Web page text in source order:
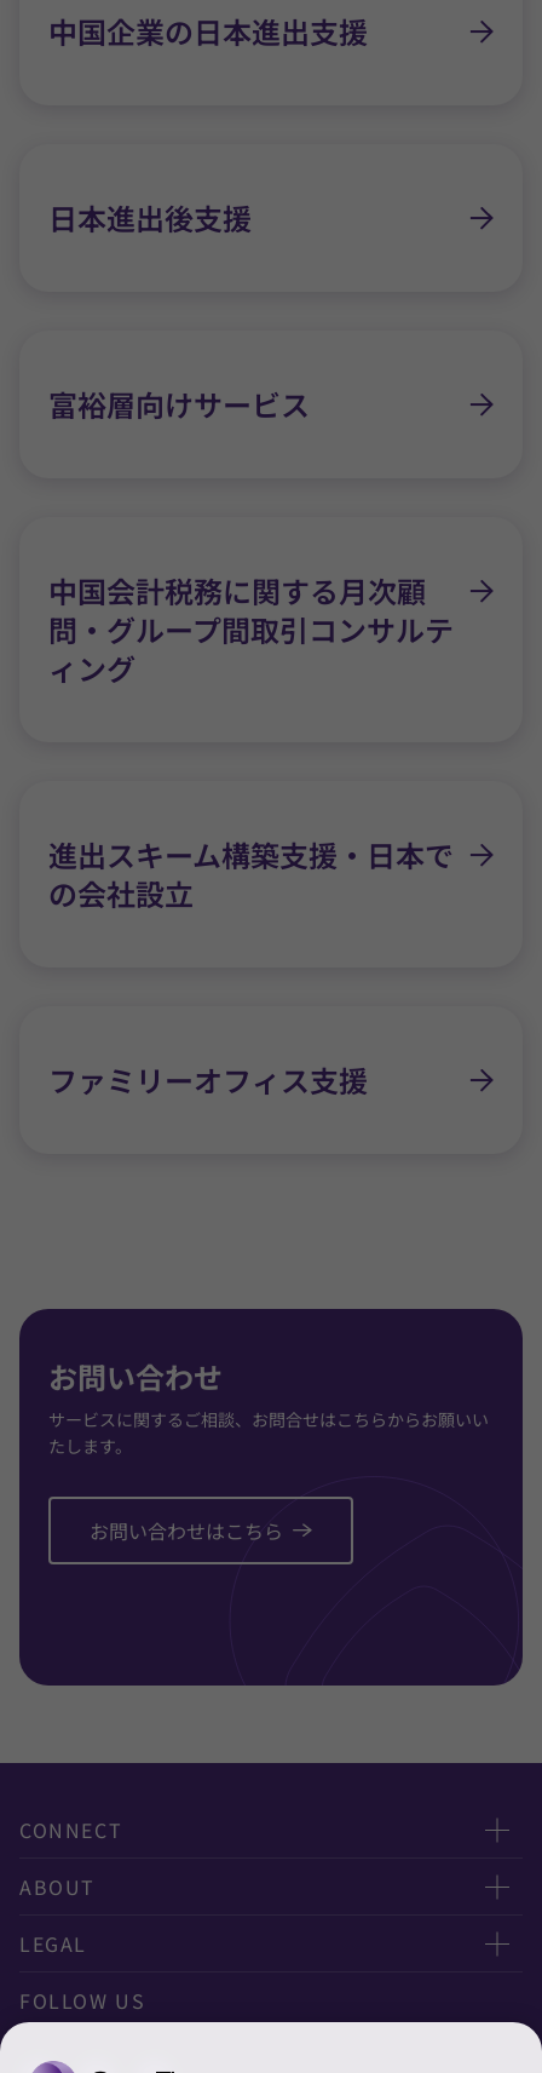
中国企業の日本進出支援
日本進出後支援
富裕層向けサービス
中国会計税務に関する月次顧
問・グループ間取引コンサルテ
ィング
進出スキーム構築支援・日本で
の会社設立
ファミリーオフィス支援
お問い合わせ
サービスに関するご相談、お問合せはこちらからお願いい
たします。
お問い合わせはこちら
CONNECT
お問い合わせ
ニュースレター申し込み
グローバル
ABOUT
太陽有限責任監査法人
太陽グラントソントン税理士法人
LEGAL
利用規約
FOLLOW US